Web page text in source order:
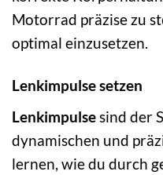
Motorrad präzise zu
optimal einzusetzen.
Lenkimpulse setzen
Lenkimpulsesind der
dynamischen und
lernen, wie du durch